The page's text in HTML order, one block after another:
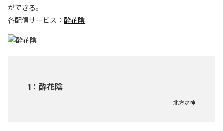
ができる。
各配信サービス： 酔花陰
1 ： 酔花陰
北方之神